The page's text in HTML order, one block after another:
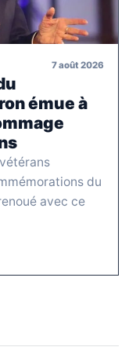
7 août 2026
émue à
du
avec ce